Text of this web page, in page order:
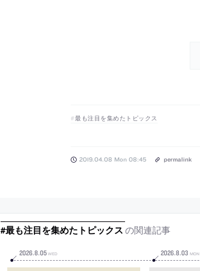
最も注目を集めたトピックス
2019.04.08 Mon 08:45 permalink
#最も注目を集めたトピックス の関連記事
2026.8.05 WED 2026.8.03 MON